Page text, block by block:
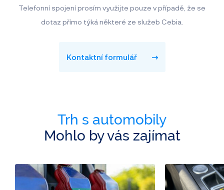
Telefonní spojení prosím využijte pouze v případě, že se
dotaz přímo týká některé ze služeb Cebia.
Kontaktní formulář
Trh s automobily
Mohlo by vás zajímat